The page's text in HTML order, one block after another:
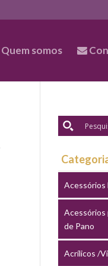
Quem somos
Acessórios
Acessórios
de Pano
Acrílicos /